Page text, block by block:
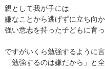
親として我が子には
嫌なことから逃げずに立ち向か
強い意志を持った子どもに育
ですがいくら勉強するように
「勉強するのは嫌だから」と